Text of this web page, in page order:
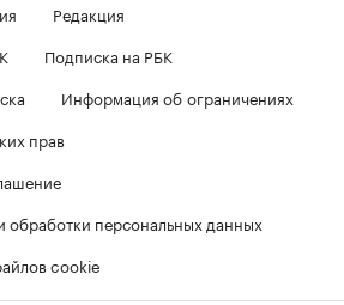
Редакция
Подписка на РБК
Информация об ограничениях
прав
обработки персональных данных
cookie